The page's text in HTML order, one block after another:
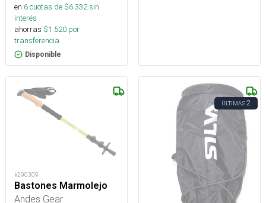
en 6cuotas de $6.332sin
interés
ahorras $1.520 por
transferencia.
Disponible
k290309
Bastones Marmolejo
Andes Gear
ÚLTIMAS2